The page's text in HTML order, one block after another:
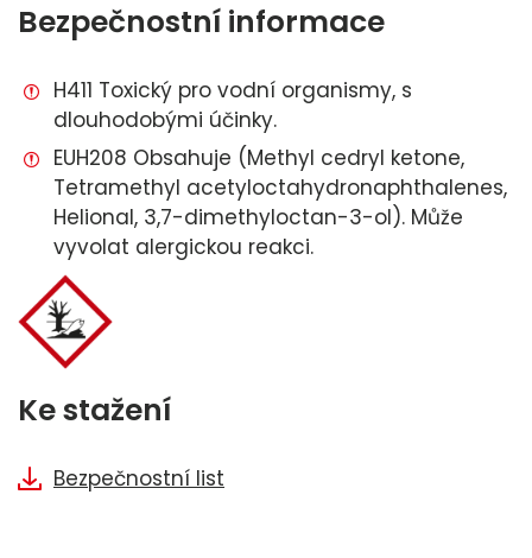
Bezpečnostní informace
H411 Toxický pro vodní organismy, s
dlouhodobými účinky.
EUH208 Obsahuje (Methyl cedryl ketone,
Tetramethyl acetyloctahydronaphthalenes,
Helional, 3,7-dimethyloctan-3-ol). Může
vyvolat alergickou reakci.
Ke stažení
Bezpečnostní list